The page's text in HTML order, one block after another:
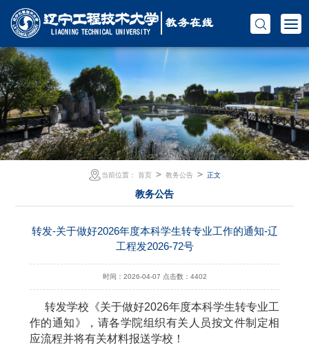
当前位置： 首页 ＞ 教务公告 ＞ 正文
教务公告
转发-关于做好2026年度本科学生转专业工作的通知-辽
工程发2026-72号
时间：2026-04-07 点击数： 4402
转发学校《关于做好2026年度本科学生转专业工
作的通知》，请各学院组织有关人员按文件制定相
应流程并将有关材料报送学校！